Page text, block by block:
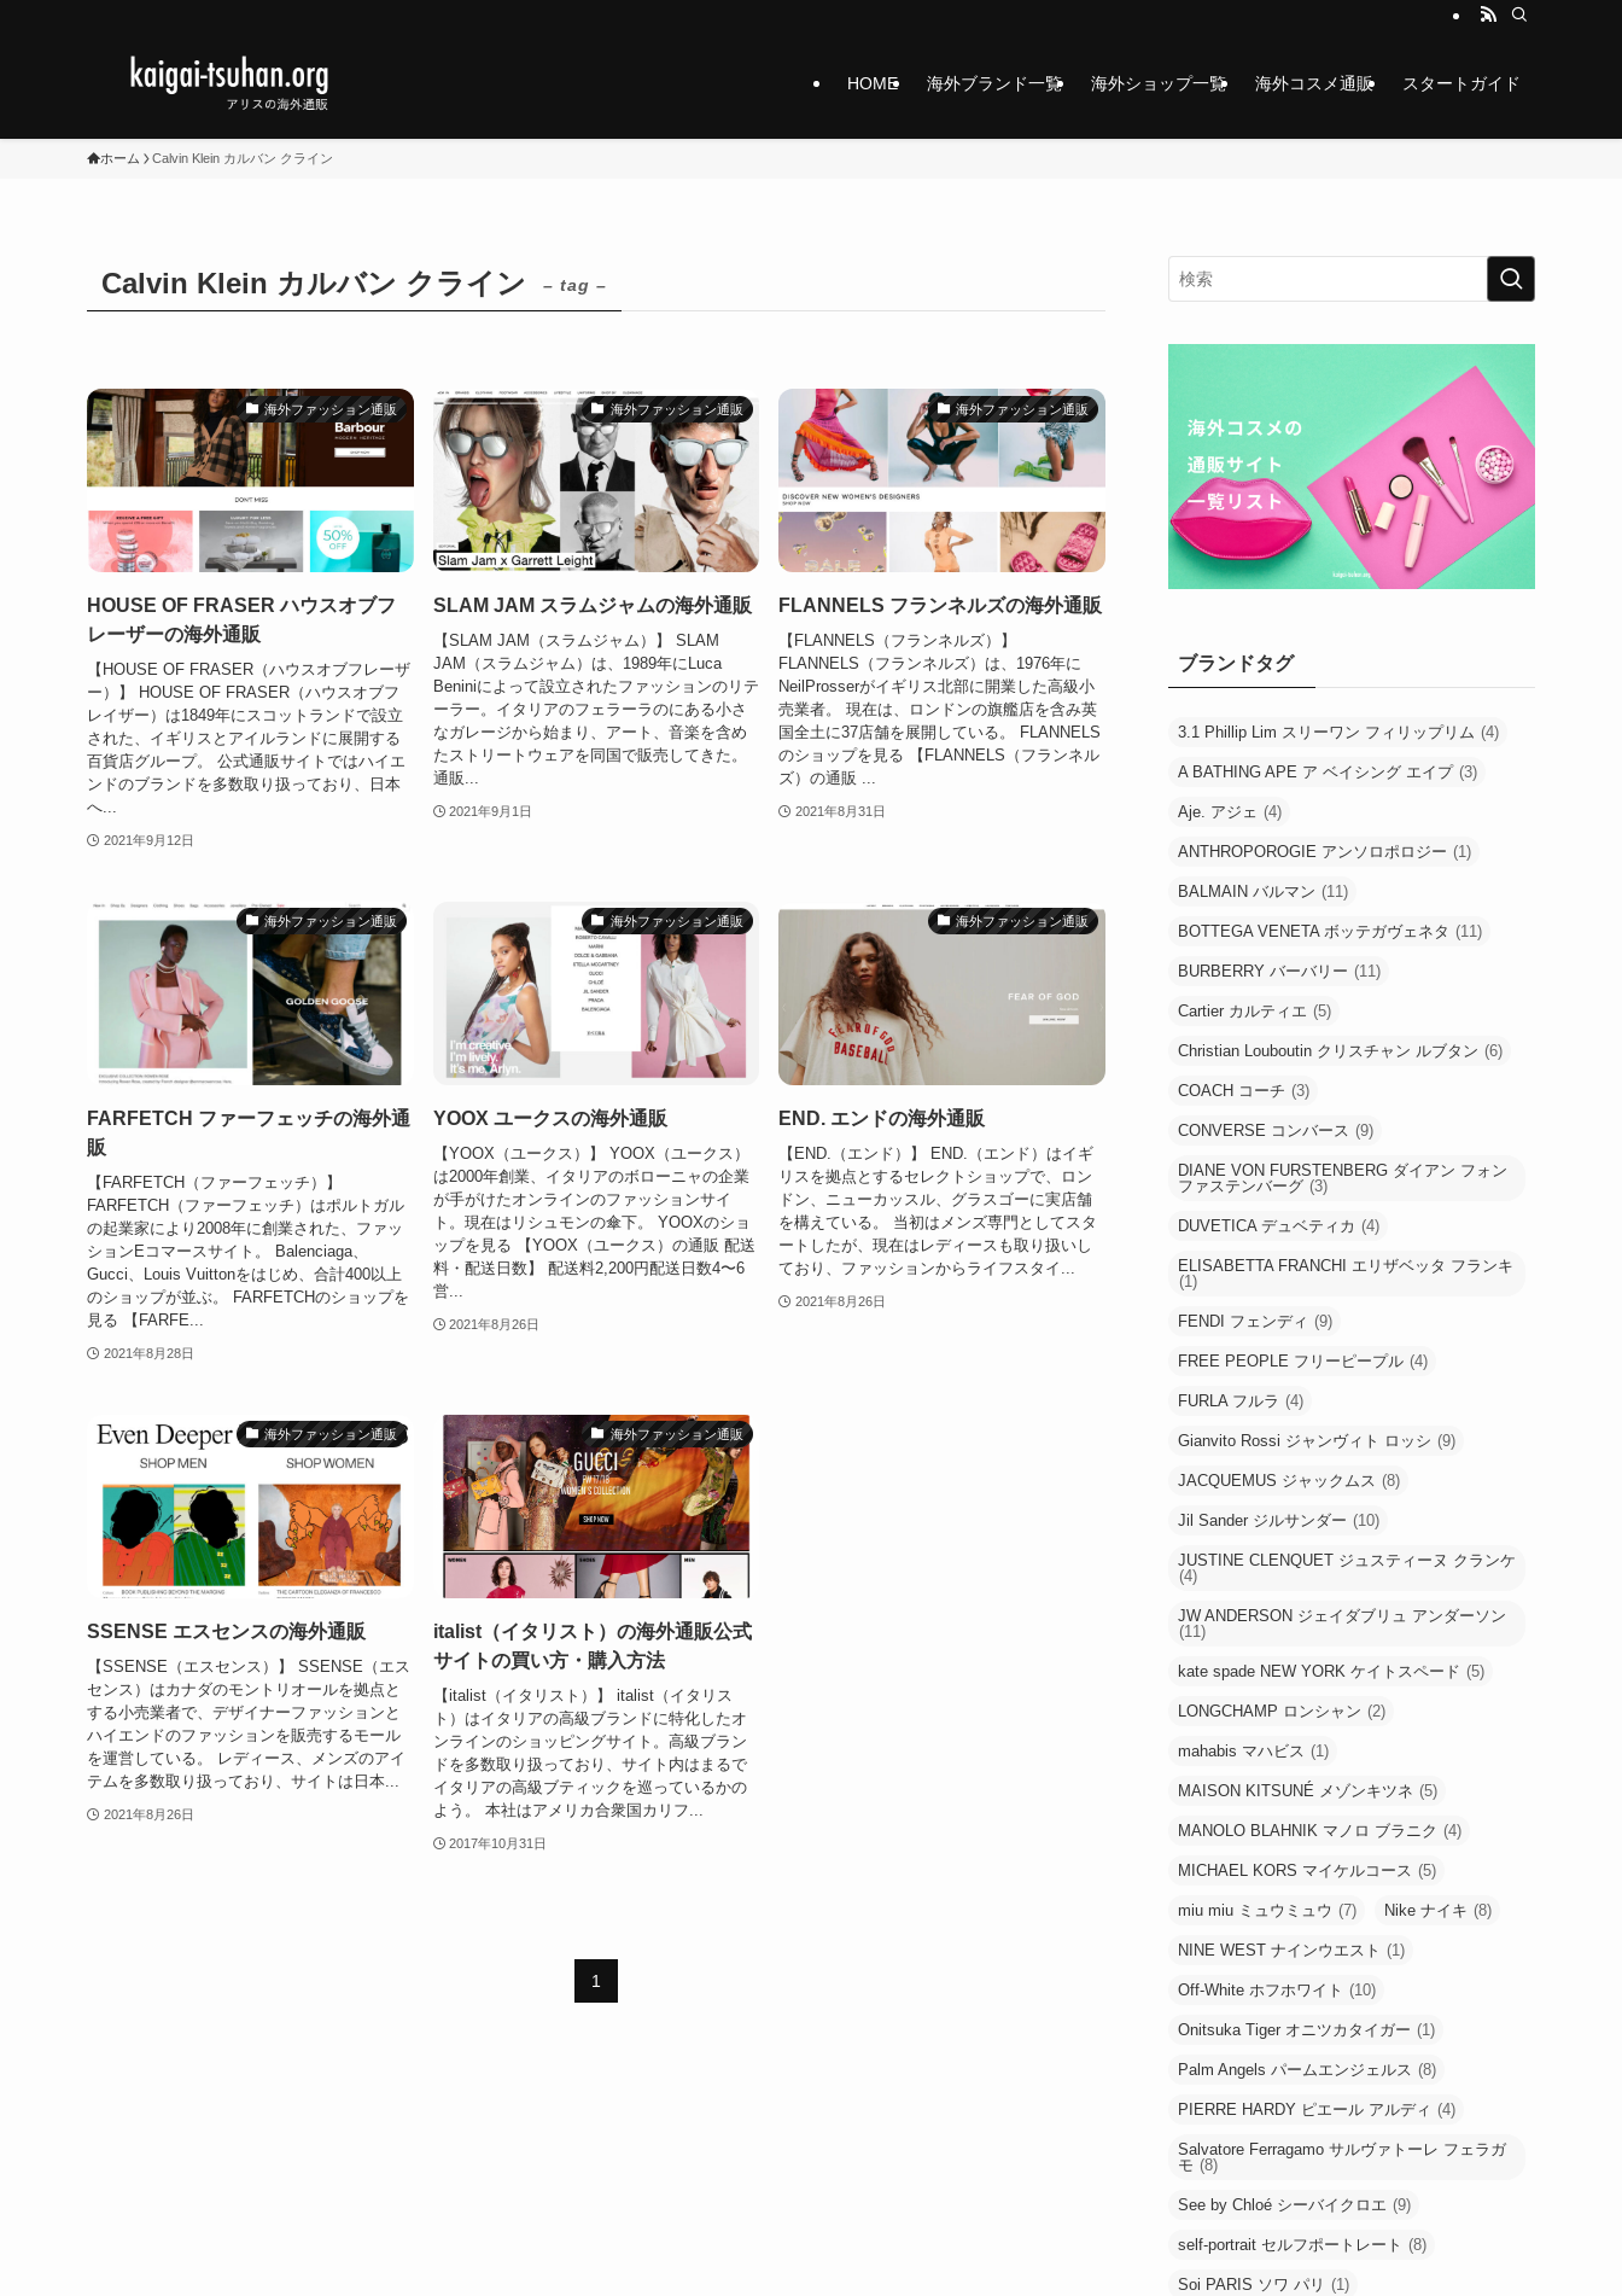
HOME 海外ブランド一覧 海外ショップ一覧 海外コスメ通販 スタートガイド
ホーム Calvin Klein カルバン クライン
Calvin Klein カルバン クライン – tag –
海外ファッション通販
HOUSE OF FRASER ハウスオブフ
レーザーの海外通販
【HOUSE OF FRASER（ハウスオブフレーザ
ー）】 HOUSE OF FRASER（ハウスオブフ
レイザー）は1849年にスコットランドで設立
された、イギリスとアイルランドに展開する
百貨店グループ。 公式通販サイトではハイエ
ンドのブランドを多数取り扱っており、日本
へ...
2021年9月12日
海外ファッション通販
SLAM JAM スラムジャムの海外通販
【SLAM JAM（スラムジャム）】 SLAM
JAM（スラムジャム）は、1989年にLuca
Beniniによって設立されたファッションのリテ
ーラー。イタリアのフェラーラのにある小さ
なガレージから始まり、アート、音楽を含め
たストリートウェアを同国で販売してきた。
通販...
2021年9月1日
海外ファッション通販
FLANNELS フランネルズの海外通販
【FLANNELS（フランネルズ）】
FLANNELS（フランネルズ）は、1976年に
NeilProsserがイギリス北部に開業した高級小
売業者。 現在は、ロンドンの旗艦店を含み英
国全土に37店舗を展開している。 FLANNELS
のショップを見る 【FLANNELS（フランネル
ズ）の通販 ...
2021年8月31日
海外ファッション通販
FARFETCH ファーフェッチの海外通
販
【FARFETCH（ファーフェッチ）】
FARFETCH（ファーフェッチ）はポルトガル
の起業家により2008年に創業された、ファッ
ションEコマースサイト。 Balenciaga、
Gucci、Louis Vuittonをはじめ、合計400以上
のショップが並ぶ。 FARFETCHのショップを
見る 【FARFE...
2021年8月28日
海外ファッション通販
YOOX ユークスの海外通販
【YOOX（ユークス）】 YOOX（ユークス）
は2000年創業、イタリアのボローニャの企業
が手がけたオンラインのファッションサイ
ト。現在はリシュモンの傘下。 YOOXのショ
ップを見る 【YOOX（ユークス）の通販 配送
料・配送日数】 配送料2,200円配送日数4〜6
営...
2021年8月26日
海外ファッション通販
END. エンドの海外通販
【END.（エンド）】 END.（エンド）はイギ
リスを拠点とするセレクトショップで、ロン
ドン、ニューカッスル、グラスゴーに実店舗
を構えている。 当初はメンズ専門としてスタ
ートしたが、現在はレディースも取り扱いし
ており、ファッションからライフスタイ...
2021年8月26日
海外ファッション通販
SSENSE エスセンスの海外通販
【SSENSE（エスセンス）】 SSENSE（エス
センス）はカナダのモントリオールを拠点と
する小売業者で、デザイナーファッションと
ハイエンドのファッションを販売するモール
を運営している。 レディース、メンズのアイ
テムを多数取り扱っており、サイトは日本...
2021年8月26日
海外ファッション通販
italist（イタリスト）の海外通販公式
サイトの買い方・購入方法
【italist（イタリスト）】 italist（イタリス
ト）はイタリアの高級ブランドに特化したオ
ンラインのショッピングサイト。高級ブラン
ドを多数取り扱っており、サイト内はまるで
イタリアの高級ブティックを巡っているかの
よう。 本社はアメリカ合衆国カリフ...
2017年10月31日
1
ブランドタグ
3.1 Phillip Lim スリーワン フィリップリム (4)
A BATHING APE ア ベイシング エイプ (3)
Aje. アジェ (4)
ANTHROPOROGIE アンソロポロジー (1)
BALMAIN バルマン (11)
BOTTEGA VENETA ボッテガヴェネタ (11)
BURBERRY バーバリー (11)
Cartier カルティエ (5)
Christian Louboutin クリスチャン ルブタン (6)
COACH コーチ (3)
CONVERSE コンバース (9)
DIANE VON FURSTENBERG ダイアン フォン
ファステンバーグ (3)
DUVETICA デュベティカ (4)
ELISABETTA FRANCHI エリザベッタ フランキ
(1)
FENDI フェンディ (9)
FREE PEOPLE フリーピープル (4)
FURLA フルラ (4)
Gianvito Rossi ジャンヴィト ロッシ (9)
JACQUEMUS ジャックムス (8)
Jil Sander ジルサンダー (10)
JUSTINE CLENQUET ジュスティーヌ クランケ
(4)
JW ANDERSON ジェイダブリュ アンダーソン
(11)
kate spade NEW YORK ケイトスペード (5)
LONGCHAMP ロンシャン (2)
mahabis マハビス (1)
MAISON KITSUNÉ メゾンキツネ (5)
MANOLO BLAHNIK マノロ ブラニク (4)
MICHAEL KORS マイケルコース (5)
miu miu ミュウミュウ (7) Nike ナイキ (8)
NINE WEST ナインウエスト (1)
Off-White ホフホワイト (10)
Onitsuka Tiger オニツカタイガー (1)
Palm Angels パームエンジェルス (8)
PIERRE HARDY ピエール アルディ (4)
Salvatore Ferragamo サルヴァトーレ フェラガ
モ (8)
See by Chloé シーバイクロエ (9)
self-portrait セルフポートレート (8)
Soi PARIS ソワ パリ (1)